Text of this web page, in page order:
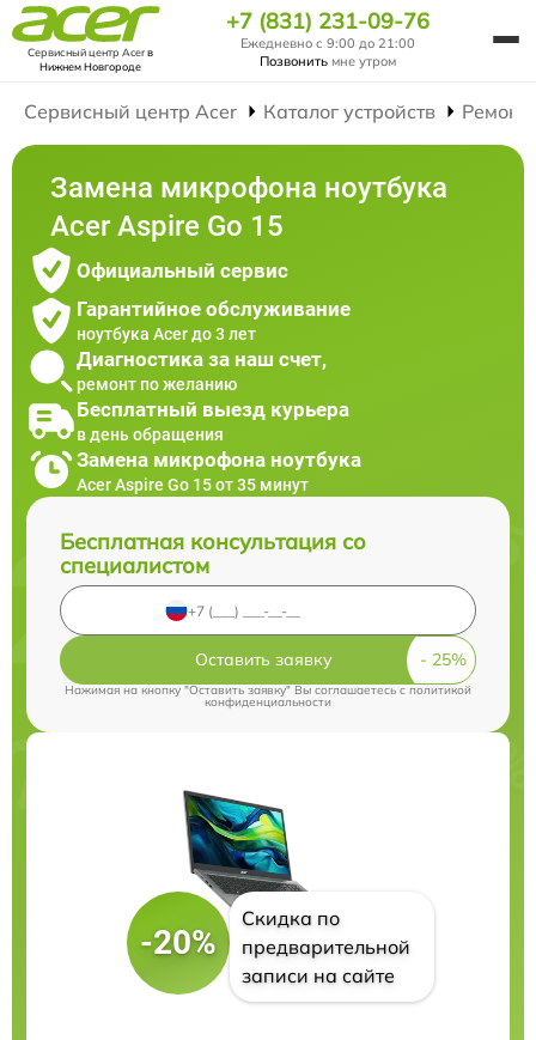
Сервисный центр Acerв
Нижнем Новгороде
+7 (831) 231-09-76
Ежедневно с 9:00 до 21:00
Позвонить мне утром
Сервисный центр Acer Каталог устройств Ремонт
Замена микрофона ноутбука
Acer Aspire Go 15
Официальный сервис
Гарантийное обслуживание
ноутбука Acer до 3 лет
Диагностика за наш счет,
ремонт по желанию
Бесплатный выезд курьера
в день обращения
Замена микрофона ноутбука
Acer Aspire Go 15 от 35 минут
Бесплатная консультация со
специалистом
Оставить заявку
Нажимая на кнопку "Оставить заявку" Вы соглашаетесь cполитикой
конфиденциальности
-20%
Скидка по
предварительной
записи на сайте